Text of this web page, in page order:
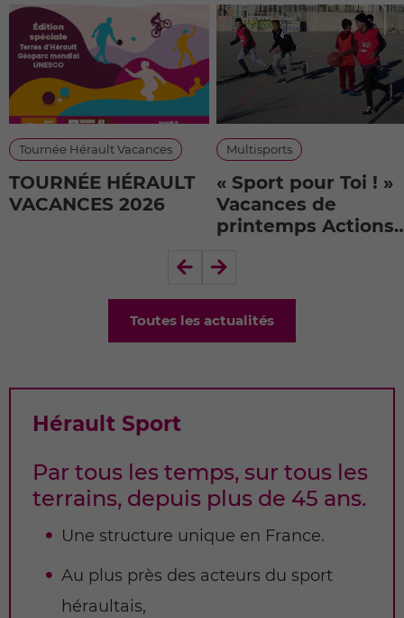
TOURNÉE HÉRAULT
VACANCES 2026
Tournée Hérault Vacances
« Sport pour Toi ! »
Vacances de
printemps Actions
de Développement
Multisports
Précédent
Suivant
Toutes les actualités
Hérault Sport
Par tous les temps, sur tous les
terrains, depuis plus de 45 ans.
Une structure unique en France.
Au plus près des acteurs du sport
héraultais,